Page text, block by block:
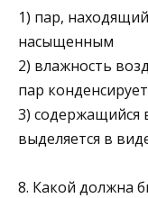
1) пар,
насыщенным
2) влажность
пар
3) содержащийся
выделяется в
8. Какой должна